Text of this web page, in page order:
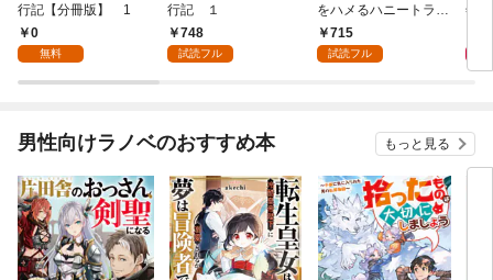
行記【分冊版】 1
0
無料
行記 １
748
試読フル
をハメるハニートラッ
プ包囲網 1
715
試読フル
年9
男性向けラノベのおすすめ本 もっと見る